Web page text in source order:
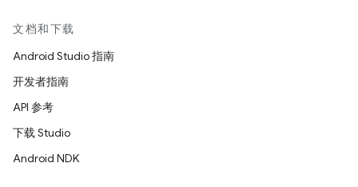
文档和下载
Android Studio 指南
开发者指南
API 参考
下载 Studio
Android NDK